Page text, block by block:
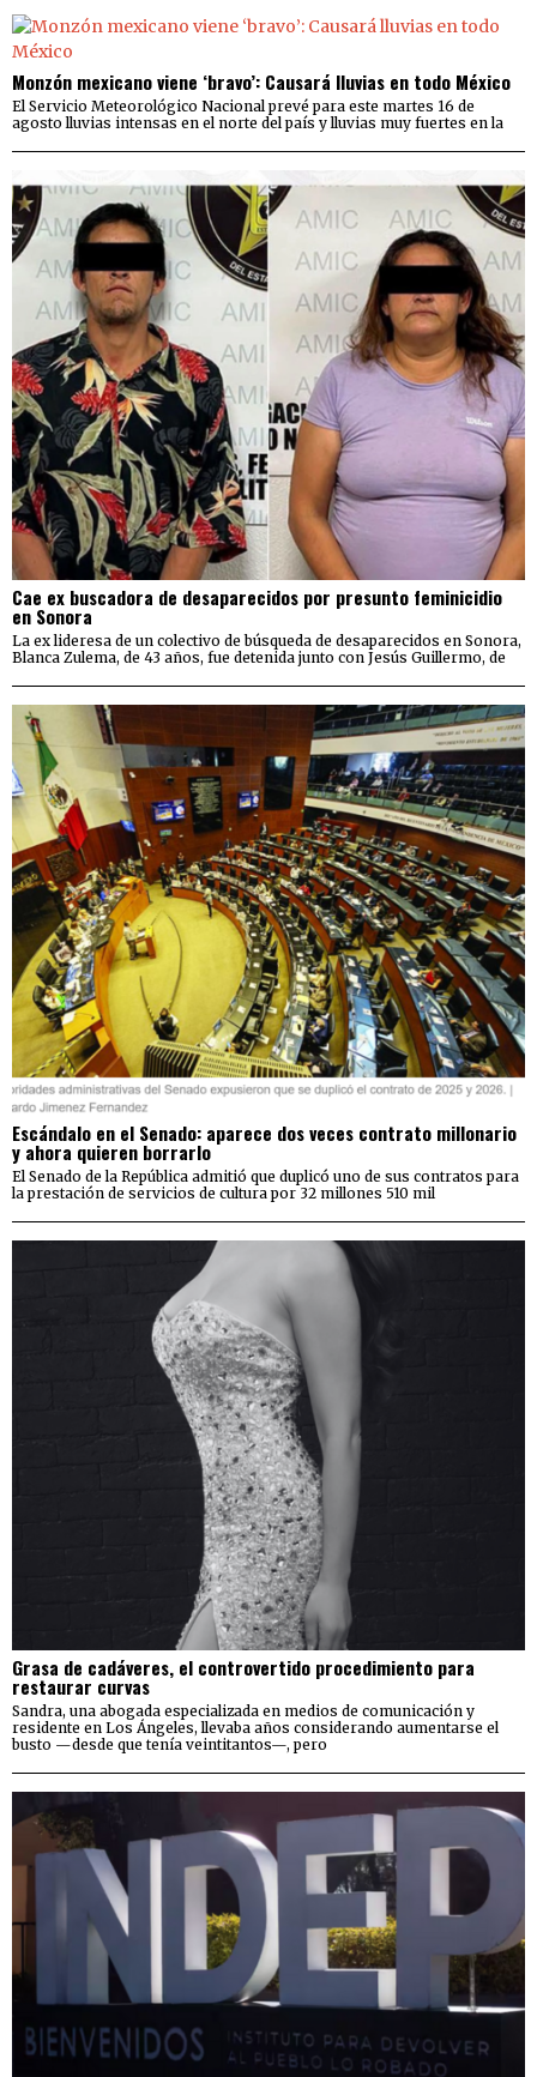
Monzón mexicano viene ‘bravo’: Causará lluvias en todo México
El Servicio Meteorológico Nacional prevé para este martes 16 de
agosto lluvias intensas en el norte del país y lluvias muy fuertes en la
Cae ex buscadora de desaparecidos por presunto feminicidio
en Sonora
La ex lideresa de un colectivo de búsqueda de desaparecidos en Sonora,
Blanca Zulema, de 43 años, fue detenida junto con Jesús Guillermo, de
Escándalo en el Senado: aparece dos veces contrato millonario
y ahora quieren borrarlo
El Senado de la República admitió que duplicó uno de sus contratos para
la prestación de servicios de cultura por 32 millones 510 mil
Grasa de cadáveres, el controvertido procedimiento para
restaurar curvas
Sandra, una abogada especializada en medios de comunicación y
residente en Los Ángeles, llevaba años considerando aumentarse el
busto —desde que tenía veintitantos—, pero